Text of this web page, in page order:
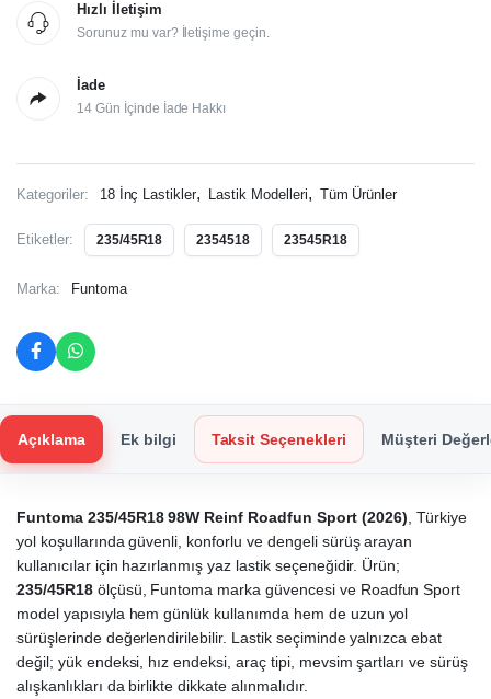
Hızlı İletişim
Sorunuz mu var? İletişime geçin.
İade
14 Gün İçinde İade Hakkı
Kategoriler: 18 İnç Lastikler, Lastik Modelleri, Tüm Ürünler
Etiketler: 235/45R18 2354518 23545R18
Marka: Funtoma
Açıklama Ek bilgi Taksit Seçenekleri Müşteri
Funtoma 235/45R18 98W Reinf Roadfun Sport (2026) , Türkiye
yol koşullarında güvenli, konforlu ve dengeli sürüş arayan
kullanıcılar için hazırlanmış yaz lastik seçeneğidir. Ürün;
235/45R18ölçüsü, Funtoma marka güvencesi ve Roadfun Sport
model yapısıyla hem günlük kullanımda hem de uzun yol
sürüşlerinde değerlendirilebilir. Lastik seçiminde yalnızca ebat
değil; yük endeksi, hız endeksi, araç tipi, mevsim şartları ve sürüş
alışkanlıkları da birlikte dikkate alınmalıdır.